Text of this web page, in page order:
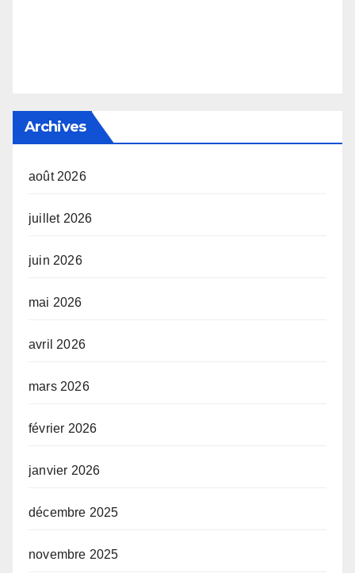
Archives
août 2026
juillet 2026
juin 2026
mai 2026
avril 2026
mars 2026
février 2026
janvier 2026
décembre 2025
novembre 2025